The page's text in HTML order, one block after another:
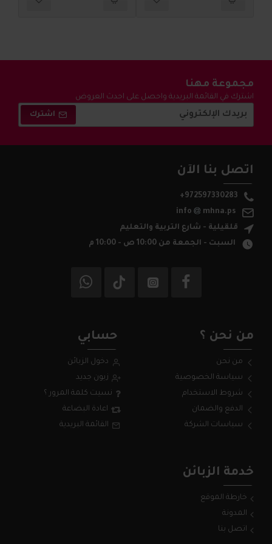
مجموعة مهنا
اشترك في القائمة البريدية واحصل على احدث العروض
والتخفيضات !
اشترك
اتصل بنا الآن
+972597330283
info
mhna.ps
قلقيلية - شارع التربية والتعليم
السبت - الجمعة من 10:00 ص - 10:00 م
من نحن ؟
من نحن
سياسة الخصوصية
شروط الاستخدام
الدفع والضمان
سياسات الشركة
حسابي
دخول الزبائن
زبون جديد
نسيت كلمة المرور ؟
اعادة البضاعة
القائمة البريدية
خدمة الزبائن
خارطة الموقع
المدونة
اتصل بنا